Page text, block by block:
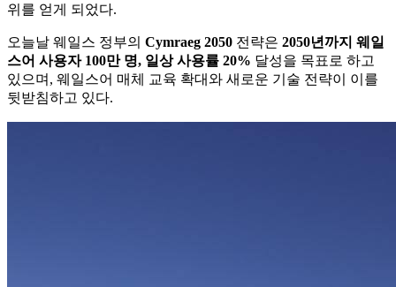
위를 얻게 되었다.
오늘날 웨일스 정부의 Cymraeg 2050 전략은 2050년까지 웨일
스어 사용자 100만 명, 일상 사용률 20% 달성을 목표로 하고
있으며, 웨일스어 매체 교육 확대와 새로운 기술 전략이 이를
뒷받침하고 있다.